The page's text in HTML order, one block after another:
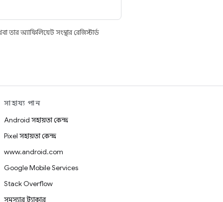
অ্যাফিলিয়েট সংস্থার রেজিস্টার্ড
সাহায্য পান
Android সহায়তা কেন্দ্র
Pixel সহায়তা কেন্দ্র
www.android.com
Google Mobile Services
Stack Overflow
সমস্যার ট্র্যাকার